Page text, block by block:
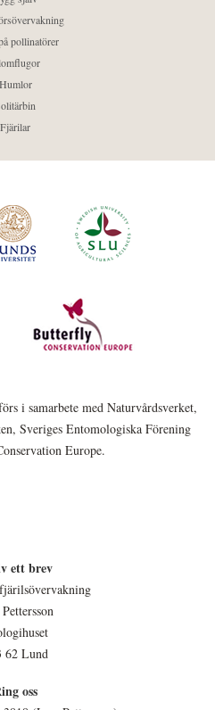
pollinatörer
Humlor
Fjärilar
i samarbete med Naturvårdsverket,
Sveriges Entomologiska Förening
Europe.
ett brev
62 Lund
oss